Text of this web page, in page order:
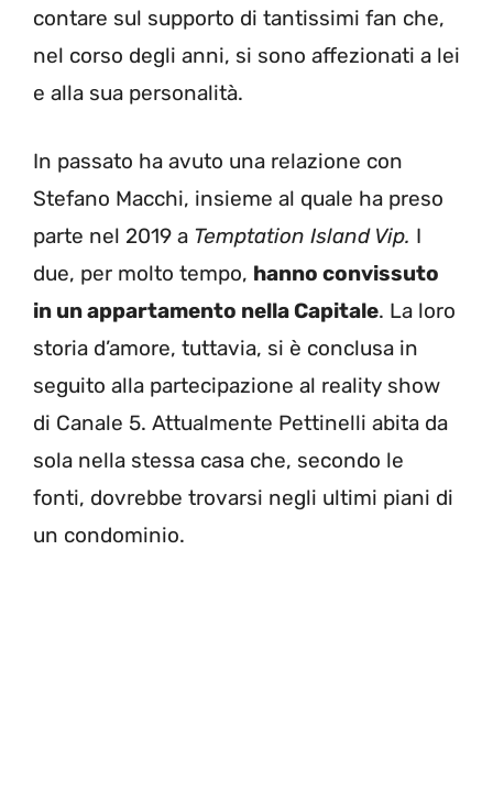
contare sul supporto di tantissimi fan che,
nel corso degli anni, si sono affezionati a lei
e alla sua personalità.
In passato ha avuto una relazione con
Stefano Macchi, insieme al quale ha preso
parte nel 2019 a Temptation Island Vip. I
due, per molto tempo, hanno convissuto
in un appartamento nella Capitale. La loro
storia d’amore, tuttavia, si è conclusa in
seguito alla partecipazione al reality show
di Canale 5. Attualmente Pettinelli abita da
sola nella stessa casa che, secondo le
fonti, dovrebbe trovarsi negli ultimi piani di
un condominio.